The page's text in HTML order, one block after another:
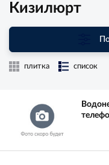
Кизилюрт
плитка список